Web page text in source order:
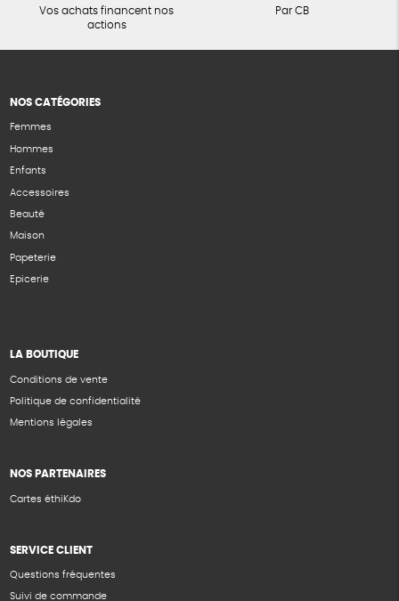
Vos achats financent nos
actions
Par CB
NOS CATÉGORIES
Femmes
Hommes
Enfants
Accessoires
Beauté
Maison
Papeterie
Epicerie
LA BOUTIQUE
Conditions de vente
Politique de confidentialité
Mentions légales
NOS PARTENAIRES
Cartes éthiKdo
SERVICE CLIENT
Questions fréquentes
Suivi de commande